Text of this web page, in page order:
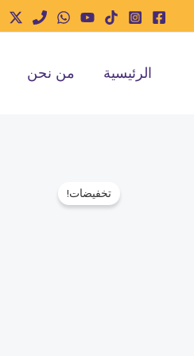
تخطي
إلى
الرئيسية من نحن
تخفيضات!